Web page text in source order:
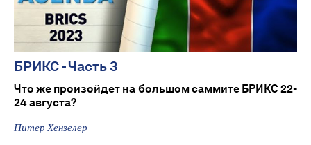
БРИКС - Часть 3
Что же произойдет на большом саммите БРИКС 22-
24 августа?
Питер Хензелер